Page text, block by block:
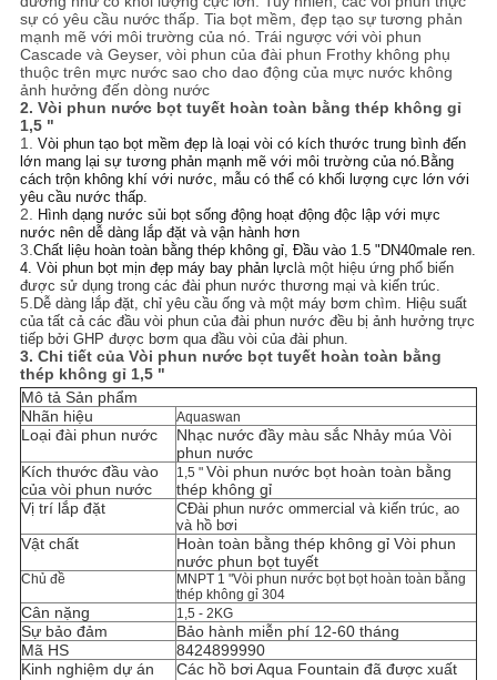
sự có yêu cầu nước thấp. Tia bọt mềm, đẹp tạo sự tương phản
mạnh mẽ với môi trường của nó. Trái ngược với vòi phun
Cascade và Geyser, vòi phun của đài phun Frothy không phụ
thuộc trên mực nước sao cho dao động của mực nước không
ảnh hưởng đến dòng nước
2. Vòi phun nước bọt tuyết hoàn toàn bằng thép không gỉ
1,5 "
1. Vòi phun tạo bọt mềm đẹp là loại vòi có kích thước trung bình đến
lớn mang lại sự tương phản mạnh mẽ với môi trường của nó.Bằng
cách trộn không khí với nước, mẫu có thể có khối lượng cực lớn với
yêu cầu nước thấp.
2. Hình dạng nước sủi bọt sống động hoạt động độc lập với mực
nước nên dễ dàng lắp đặt và vận hành hơn
3.Chất liệu hoàn toàn bằng thép không gỉ, Đầu vào 1.5 "DN40male ren.
4. Vòi phun bọt mịn đẹp máy bay phản lực là một hiệu ứng phổ biến
được sử dụng trong các đài phun nước thương mại và kiến ​​trúc.
5. Dễ dàng lắp đặt, chỉ yêu cầu ống và một máy bơm chìm. Hiệu suất
của tất cả các đầu vòi phun của đài phun nước đều bị ảnh hưởng trực
tiếp bởi GHP được bơm qua đầu vòi của đài phun.
3. Chi tiết của Vòi phun nước bọt tuyết hoàn toàn bằng
thép không gỉ 1,5 "
Mô tả Sản phẩm
Nhãn hiệu
Aquaswan
Loại đài phun nước
Nhạc nước đầy màu sắc Nhảy múa Vòi
phun nước
Kích thước đầu vào
của vòi phun nước
1,5 " Vòi phun nước bọt hoàn toàn bằng
thép không gỉ
Vị trí lắp đặt
CĐài phun nước ommercial và kiến ​​trúc, ao
và hồ bơi
Vật chất Hoàn toàn bằng thép không gỉ Vòi phun
nước phun bọt tuyết
Chủ đề
MNPT 1 "Vòi phun nước bọt bọt hoàn toàn bằng
thép không gỉ 304
Cân nặng 1,5 - 2KG
Sự bảo đảm
Bảo hành miễn phí 12-60 tháng
Mã HS
8424899990
Kinh nghiệm dự án
Các hồ bơi Aqua Fountain đã được xuất